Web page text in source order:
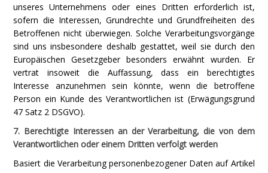
unseres Unternehmens oder eines Dritten erforderlich ist,
sofern die Interessen, Grundrechte und Grundfreiheiten des
Betroffenen nicht überwiegen. Solche Verarbeitungsvorgänge
sind uns insbesondere deshalb gestattet, weil sie durch den
Europäischen Gesetzgeber besonders erwähnt wurden. Er
vertrat insoweit die Auffassung, dass ein berechtigtes
Interesse anzunehmen sein könnte, wenn die betroffene
Person ein Kunde des Verantwortlichen ist (Erwägungsgrund
47 Satz 2 DSGVO).
7. Berechtigte Interessen an der Verarbeitung, die von dem
Verantwortlichen oder einem Dritten verfolgt werden
Basiert die Verarbeitung personenbezogener Daten auf Artikel